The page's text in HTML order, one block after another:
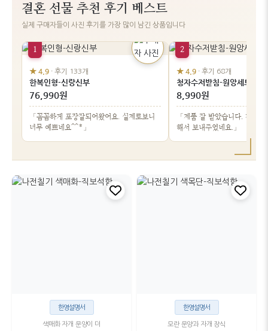
결혼 선물 추천 후기 베스트
실제 구매자들이 사진 후기를 가장 많이 남긴 상품입니다
1
★ 4.9 · 후기 133개
한복인형-신랑신부
76,990원
「꼼꼼하게 포장잘되어왔어요. 실제로보니
너무 예쁘네요^^*」
2
★ 4.9 · 후기 68개
청자수저받침-원앙세트
8,990원
「제품 잘 받았습니다. 깨지
해서 보내주었네요.」
한영설명서
색매화 자개 문양이 더
한영설명서
모란 문양과 자개 장식